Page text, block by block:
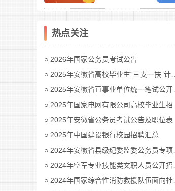
热点关注
2026年国家公务员考试公告
2025年安徽省高校毕业生“三支一扶”计划招募公告
2025年安徽省直事业单位统一笔试公开招聘工作人员公告
2025年国家电网有限公司高校毕业生招聘公告(第二批)汇总
2025年安徽省公务员考试公告及职位表
2025年中国建设银行校园招聘汇总
2024年安徽省县级纪委监委公务员专项招考公告及职位表汇总
2024年空军专业技能类文职人员公开招考公告
2024年国家综合性消防救援队伍面向社会招录消防员公告